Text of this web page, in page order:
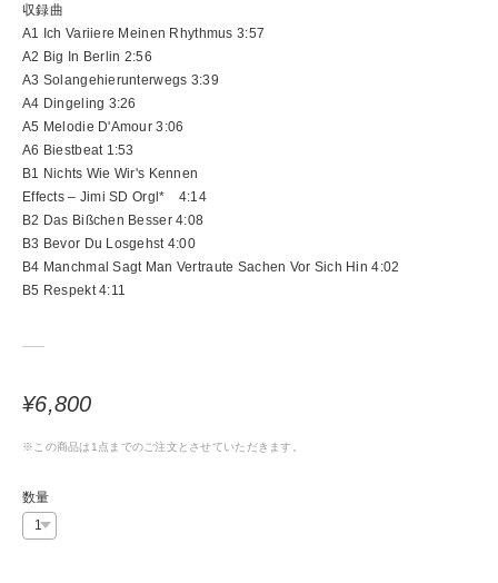
収録曲
A1 Ich Variiere Meinen Rhythmus 3:57
A2 Big In Berlin 2:56
A3 Solangehierunterwegs 3:39
A4 Dingeling 3:26
A5 Melodie D'Amour 3:06
A6 Biestbeat 1:53
B1 Nichts Wie Wir's Kennen
Effects – Jimi SD Orgl* 4:14
B2 Das Bißchen Besser 4:08
B3 Bevor Du Losgehst 4:00
B4 Manchmal Sagt Man Vertraute Sachen Vor Sich Hin 4:02
B5 Respekt 4:11
¥6,800
※この商品は1点までのご注文とさせていただきます。
数量